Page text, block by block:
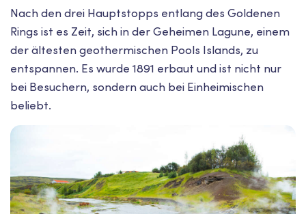
Nach den drei Hauptstopps entlang des Goldenen
Rings ist es Zeit, sich in der Geheimen Lagune, einem
der ältesten geothermischen Pools Islands, zu
entspannen. Es wurde 1891 erbaut und ist nicht nur
bei Besuchern, sondern auch bei Einheimischen
beliebt.